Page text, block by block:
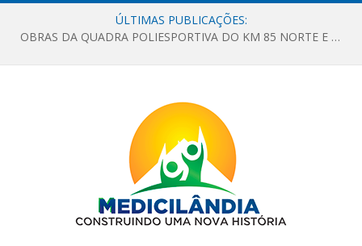
ÚLTIMAS PUBLICAÇÕES:
OBRAS DA QUADRA POLIESPORTIVA DO KM 85 NORTE E DA ESCOLA GASPAR VIANA AVANÇAM